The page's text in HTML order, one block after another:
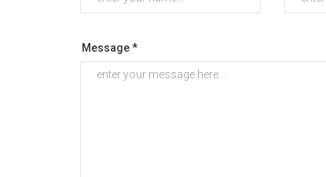
Message *